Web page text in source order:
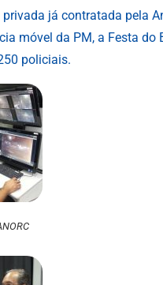
já contratada pela
móvel da PM, a Festa do
policiais.